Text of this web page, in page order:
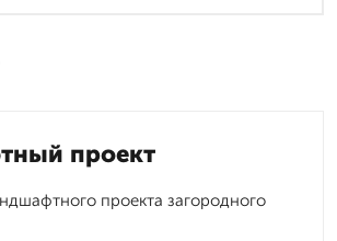
проект
проекта загородного